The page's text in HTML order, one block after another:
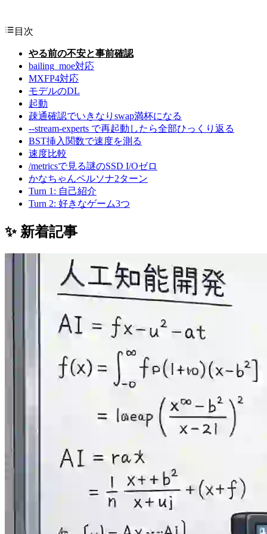
目次
やる前の不安と事前確認
bailing_moe対応
MXFP4対応
モデルのDL
起動
疎通確認でいきなりswap満杯になる
--stream-experts で再起動したら全部ひっくり返る
BST挿入関数で速度を測る
速度比較
/metricsで見る謎のSSD I/Oゼロ
かなちゃんペルソナ2ターン
Turn 1: 自己紹介
Turn 2: 好きなゲーム3つ
✨ 新着記事